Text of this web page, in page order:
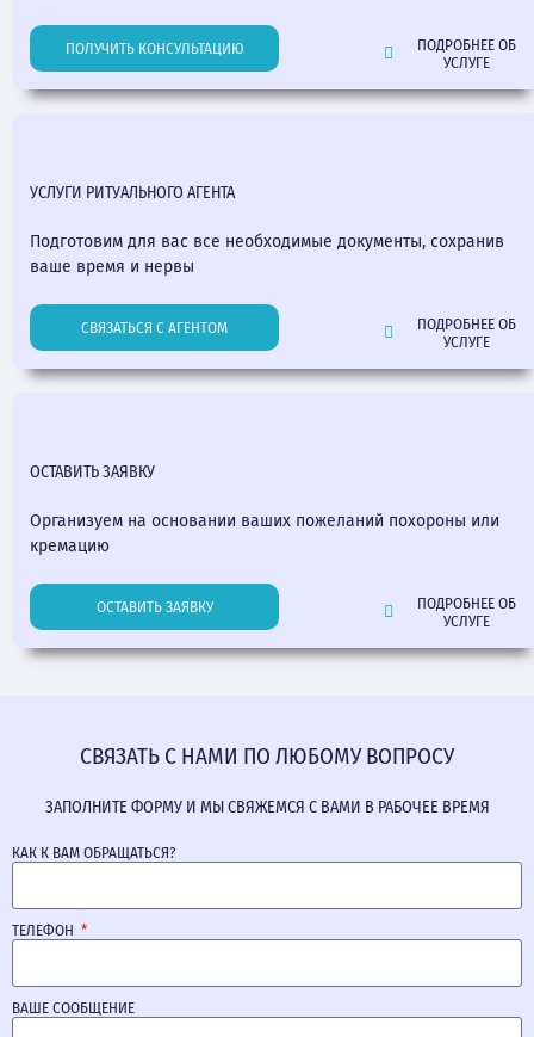
ПОЛУЧИТЬ КОНСУЛЬТАЦИЮ
ПОДРОБНЕЕ ОБ
УСЛУГЕ
УСЛУГИ РИТУАЛЬНОГО АГЕНТА
Подготовим для вас все необходимые документы, сохранив
ваше время и нервы
СВЯЗАТЬСЯ С АГЕНТОМ
ПОДРОБНЕЕ ОБ
УСЛУГЕ
ОСТАВИТЬ ЗАЯВКУ
Организуем на основании ваших пожеланий похороны или
кремацию
ОСТАВИТЬ ЗАЯВКУ
ПОДРОБНЕЕ ОБ
УСЛУГЕ
СВЯЗАТЬ С НАМИ ПО ЛЮБОМУ ВОПРОСУ
ЗАПОЛНИТЕ ФОРМУ И МЫ СВЯЖЕМСЯ С ВАМИ В РАБОЧЕЕ ВРЕМЯ
КАК К ВАМ ОБРАЩАТЬСЯ?
ТЕЛЕФОН
ВАШЕ СООБЩЕНИЕ